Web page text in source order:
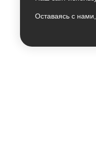
Оставаясь с